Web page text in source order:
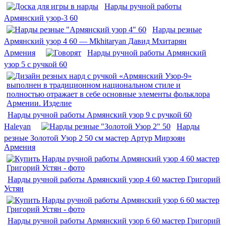
Нарды ручной работы
Армянский узор-3 60
Нарды резные
Армянский узор 4 60 — Mkhitaryan Давид Мхитарян
Армения
Нарды ручной работы Армянский
узор 5 с ручкой 60
Нарды ручной работы Армянский узор 9 с ручкой 60
Haleyan
Нарды
резные Золотой Узор 2 50 см мастер Артур Мирзоян
Армения
Нарды ручной работы Армянский узор 4 60 мастер Григорий
Устян
Нарды ручной работы Армянский узор 6 60 мастер Григорий